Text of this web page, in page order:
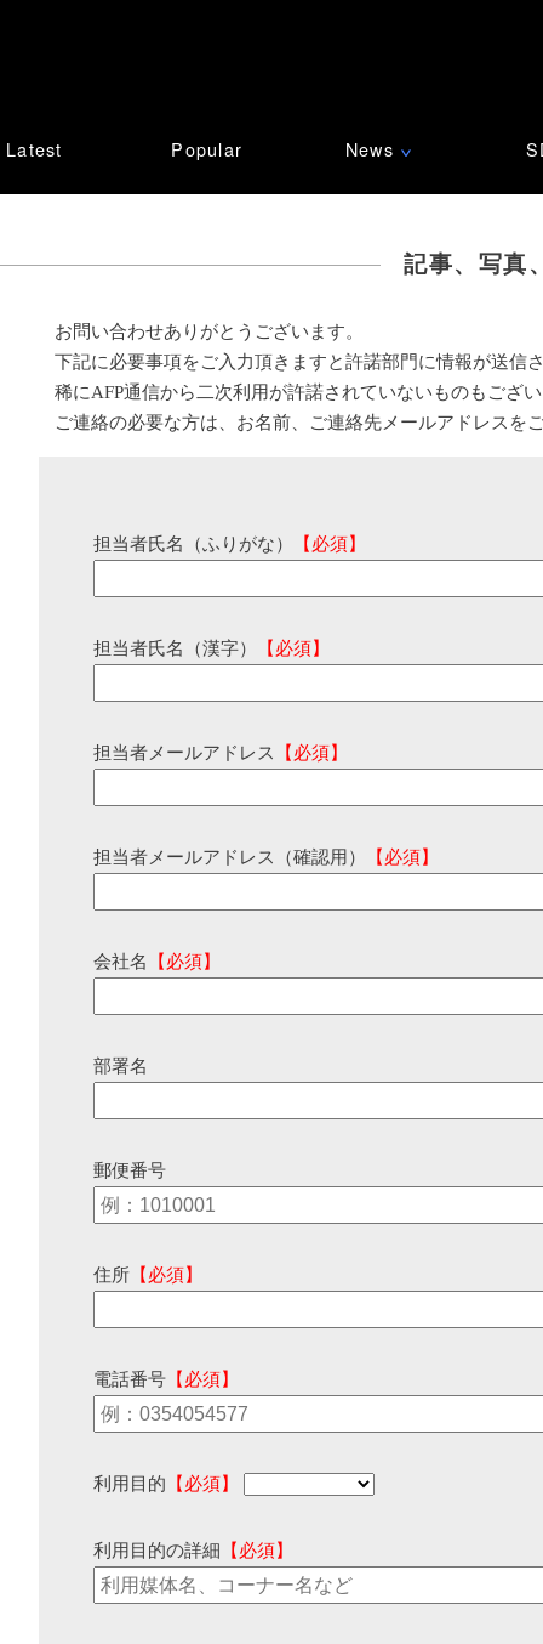
Latest Popular News ∨
記事、写真
お問い合わせありがとうございます。
下記に必要事項をご入力頂きますと許諾部門に情報が送信
稀にAFP通信から二次利用が許諾されていないものもござ
ご連絡の必要な方は、お名前、ご連絡先メールアドレスを
担当者氏名（ふりがな） 【必須】
担当者氏名（漢字） 【必須】
担当者メールアドレス 【必須】
担当者メールアドレス（確認用） 【必須】
会社名 【必須】
部署名
郵便番号
住所 【必須】
電話番号 【必須】
利用目的 【必須】
利用目的の詳細 【必須】